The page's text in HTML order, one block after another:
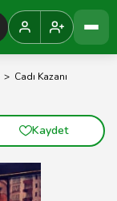
> Cadı Kazanı
Kaydet